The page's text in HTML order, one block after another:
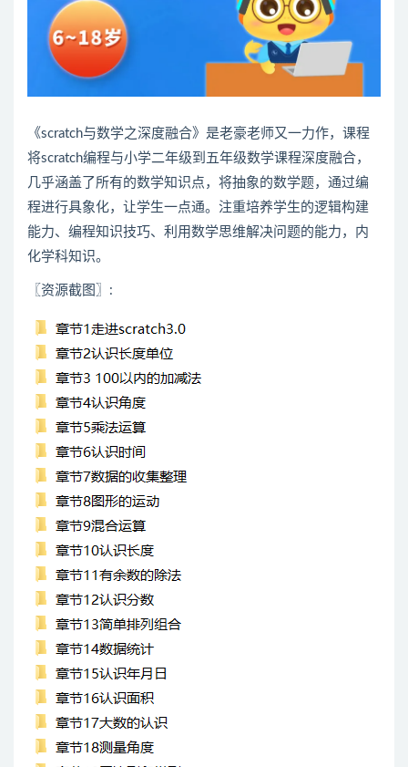
《scratch与数学之深度融合》是老豪老师又一力作，课程
将scratch编程与小学二年级到五年级数学课程深度融合，
几乎涵盖了所有的数学知识点，将抽象的数学题，通过编
程进行具象化，让学生一点通。注重培养学生的逻辑构建
能力、编程知识技巧、利用数学思维解决问题的能力，内
化学科知识。
〖资源截图〗: